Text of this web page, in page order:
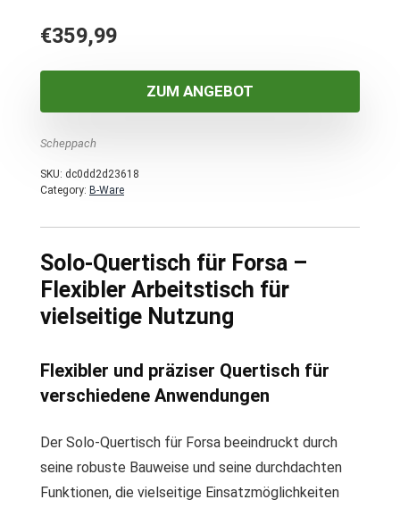
€359,99
ZUM ANGEBOT
Scheppach
SKU: dc0dd2d23618
Category: B-Ware
Solo-Quertisch für Forsa –
Flexibler Arbeitstisch für
vielseitige Nutzung
Flexibler und präziser Quertisch für
verschiedene Anwendungen
Der Solo-Quertisch für Forsa beeindruckt durch
seine robuste Bauweise und seine durchdachten
Funktionen, die vielseitige Einsatzmöglichkeiten